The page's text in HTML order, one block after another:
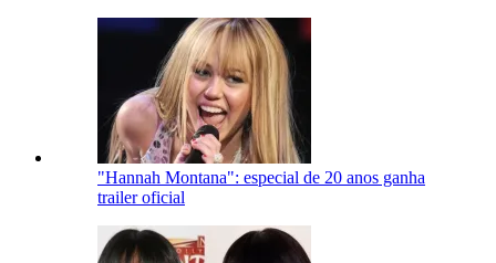
"Hannah Montana": especial de 20 anos ganha
trailer oficial